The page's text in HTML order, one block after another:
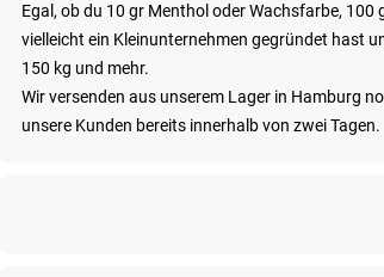
Egal, ob du 10 gr Menthol oder Wachsfarbe,
vielleicht ein Kleinunternehmen gegründet hast
150 kg und mehr.
Wir versenden aus unserem Lager in Hamburg
unsere Kunden bereits innerhalb von zwei Tagen.